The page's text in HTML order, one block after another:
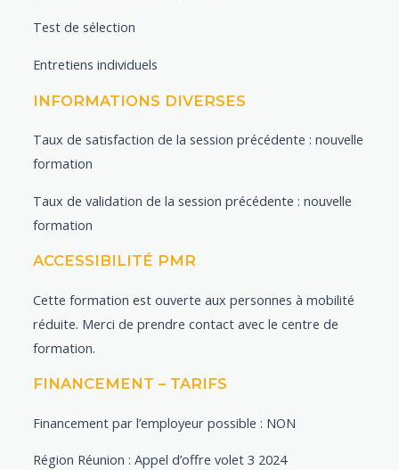
Test de sélection
Entretiens individuels
INFORMATIONS DIVERSES
Taux de satisfaction de la session précédente : nouvelle
formation
Taux de validation de la session précédente : nouvelle
formation
ACCESSIBILITÉ PMR
Cette formation est ouverte aux personnes à mobilité
réduite. Merci de prendre contact avec le centre de
formation.
FINANCEMENT – TARIFS
Financement par l’employeur possible : NON
Région Réunion : Appel d’offre volet 3 2024